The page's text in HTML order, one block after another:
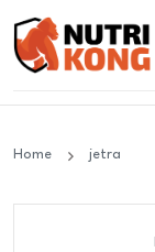
Home jetra